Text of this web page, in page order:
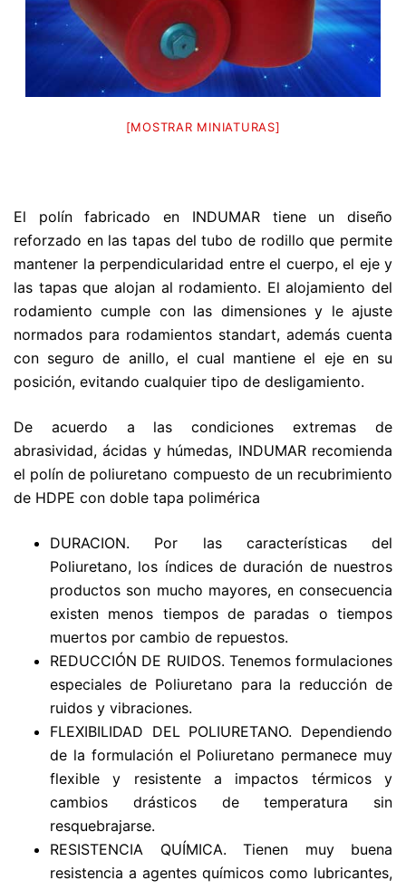
[MOSTRAR MINIATURAS]
El polín fabricado en INDUMAR tiene un diseño
reforzado en las tapas del tubo de rodillo que permite
mantener la perpendicularidad entre el cuerpo, el eje y
las tapas que alojan al rodamiento. El alojamiento del
rodamiento cumple con las dimensiones y le ajuste
normados para rodamientos standart, además cuenta
con seguro de anillo, el cual mantiene el eje en su
posición, evitando cualquier tipo de desligamiento.
De acuerdo a las condiciones extremas de
abrasividad, ácidas y húmedas, INDUMAR recomienda
el polín de poliuretano compuesto de un recubrimiento
de HDPE con doble tapa polimérica
DURACION. Por las características del
Poliuretano, los índices de duración de nuestros
productos son mucho mayores, en consecuencia
existen menos tiempos de paradas o tiempos
muertos por cambio de repuestos.
REDUCCIÓN DE RUIDOS. Tenemos formulaciones
especiales de Poliuretano para la reducción de
ruidos y vibraciones.
FLEXIBILIDAD DEL POLIURETANO. Dependiendo
de la formulación el Poliuretano permanece muy
flexible y resistente a impactos térmicos y
cambios drásticos de temperatura sin
resquebrajarse.
RESISTENCIA QUÍMICA. Tienen muy buena
resistencia a agentes químicos como lubricantes,